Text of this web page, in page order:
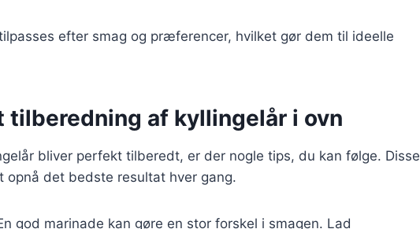
efter smag og præferencer, hvilket gør dem til ideelle
af kyllingelår i ovn
bliver perfekt tilberedt, er der nogle tips, du kan følge. Disse
det bedste resultat hver gang.
god marinade kan gøre en stor forskel i smagen. Lad